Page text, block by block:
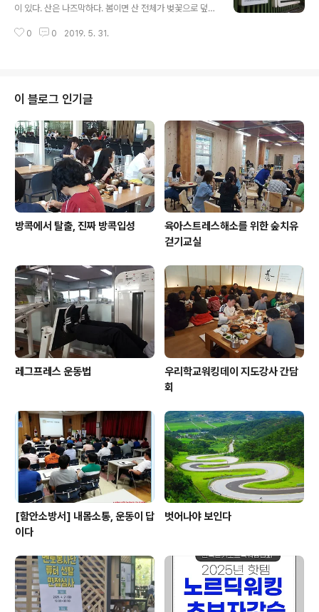
이 있다. 산은 나즈막하다. 봄이면 산 전체가 벚꽃으로 덮히
등을 설치해서 인근중신들에게 산책길로 사랑받고 있다.
0 0 2019. 5. 31.
이 블로그 인기글
방콕에서 탈출, 진짜 방콕입성
육아스트레스해소를 위한 숲치유
걷기교실
레그프레스 운동법
우리학교워킹데이 지도강사 간담
회
[함안소방서] 내몸소통, 운동이 답
이다
벗어나야 보인다